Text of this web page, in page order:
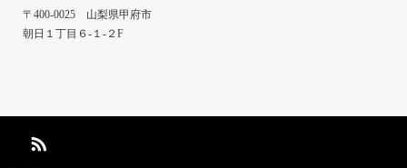
〒400-0025 山梨県甲府市
朝日１丁目６-１-２F